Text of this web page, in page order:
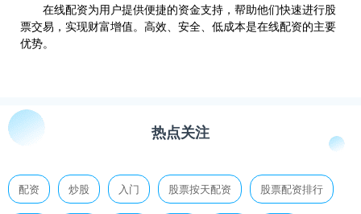
在线配资为用户提供便捷的资金支持，帮助他们快速进行股
票交易，实现财富增值。高效、安全、低成本是在线配资的主要
优势。
热点关注
配资 炒股 入门 股票按天配资 股票配资排行